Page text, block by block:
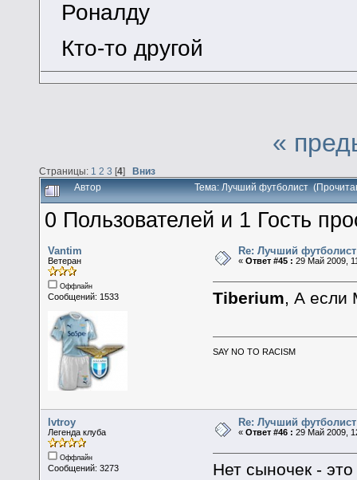
Роналду
Кто-то другой
«
Страницы: 1 2 3 [4] Вниз
Автор Тема: Лучший футболист
0 Пользователей и 1 Гость
Vantim
Ветеран
Оффлайн
Сообщений: 1533
Re: Лучший футболист
«Ответ #45 : 29 Май 2009,
Tiberium, А если
SAY NO TO RACISM
lvtroy
Легенда клуба
Оффлайн
Сообщений: 3273
Re: Лучший футболист
«Ответ #46 : 29 Май 2009,
Нет сыночек -